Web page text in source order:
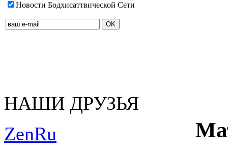
Новости Бодхисаттвической Сети
НАШИ ДРУЗЬЯ
ZenRu